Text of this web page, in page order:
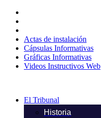
contenido
Actas de instalación
Cápsulas Informativas
Gráficas Informativas
Videos Instructivos Web
El Tribunal
Historia